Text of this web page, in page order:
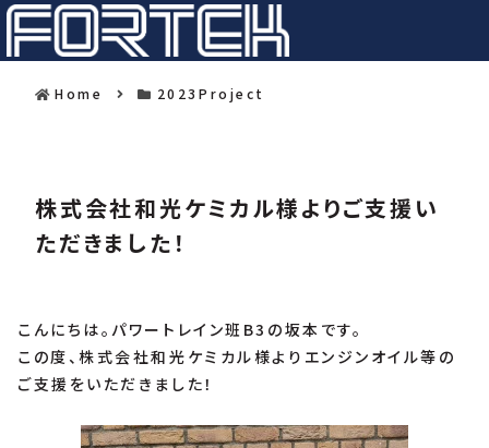
Home 2023Project
株式会社和光ケミカル様よりご支援い
ただきました！
こんにちは。パワートレイン班B3の坂本です。
この度、株式会社和光ケミカル様よりエンジンオイル等の
ご支援をいただきました！